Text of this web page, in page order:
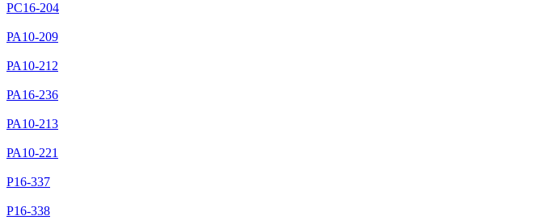
РС16-204
РА10-209
РА10-212
РА16-236
РА10-213
РА10-221
Р16-337
Р16-338